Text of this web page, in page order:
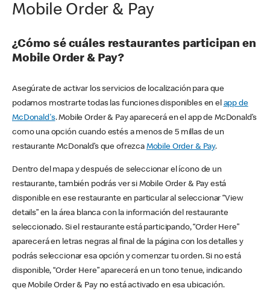
Mobile Order & Pay
¿Cómo sé cuáles restaurantes participan en
Mobile Order & Pay?
Asegúrate de activar los servicios de localización para que
podamos mostrarte todas las funciones disponibles en el app de
McDonald's. Mobile Order & Pay aparecerá en el app de McDonald’s
como una opción cuando estés a menos de 5 millas de un
restaurante McDonald’s que ofrezca Mobile Order & Pay.
Dentro del mapa y después de seleccionar el ícono de un
restaurante, también podrás ver si Mobile Order & Pay está
disponible en ese restaurante en particular al seleccionar “View
details” en la área blanca con la información del restaurante
seleccionado. Si el restaurante está participando, “Order Here”
aparecerá en letras negras al final de la página con los detalles y
podrás seleccionar esa opción y comenzar tu orden. Si no está
disponible, “Order Here” aparecerá en un tono tenue, indicando
que Mobile Order & Pay no está activado en esa ubicación.